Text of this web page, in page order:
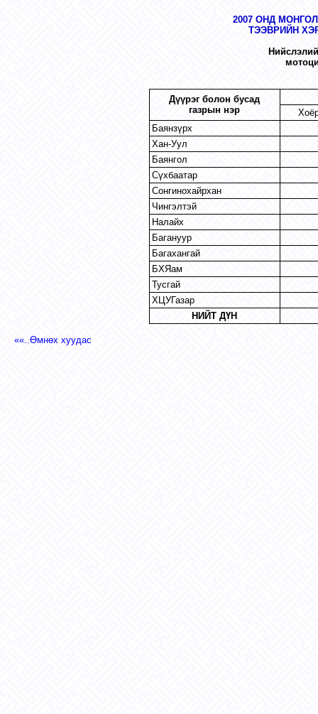
2007 ОНД
ТЭЭВРИЙН
Дүүрэг болон бусад
газрын нэр
Баянзүрх
Хан-Уул
Баянгол
Сүхбаатар
Сонгинохайрхан
Чингэлтэй
Налайх
Багануур
Багахангай
БХЯам
Тусгай
ХЦУГазар
НИЙТ ДҮН
««..Өмнөх хуудас